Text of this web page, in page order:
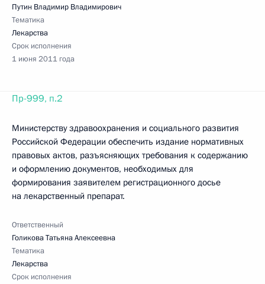
Путин Владимир Владимирович
Тематика
Лекарства
Срок исполнения
1 июня 2011 года
Пр-999, п.2
Министерству здравоохранения и социального развития
Российской Федерации обеспечить издание нормативных
правовых актов, разъясняющих требования к содержанию
и оформлению документов, необходимых для
формирования заявителем регистрационного досье
на лекарственный препарат.
Ответственный
Голикова Татьяна Алексеевна
Тематика
Лекарства
Срок исполнения